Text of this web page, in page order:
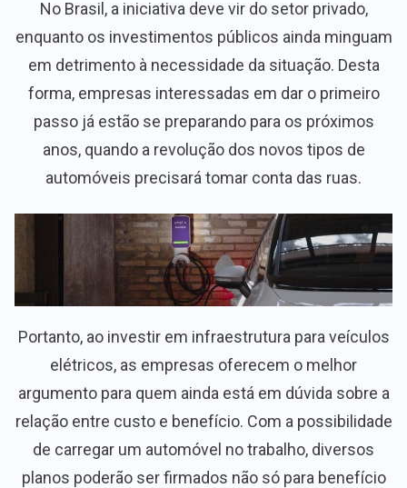
No Brasil, a iniciativa deve vir do setor privado,
enquanto os investimentos públicos ainda minguam
em detrimento à necessidade da situação. Desta
forma, empresas interessadas em dar o primeiro
passo já estão se preparando para os próximos
anos, quando a revolução dos novos tipos de
automóveis precisará tomar conta das ruas.
Portanto, ao investir em infraestrutura para veículos
elétricos, as empresas oferecem o melhor
argumento para quem ainda está em dúvida sobre a
relação entre custo e benefício. Com a possibilidade
de carregar um automóvel no trabalho, diversos
planos poderão ser firmados não só para benefício